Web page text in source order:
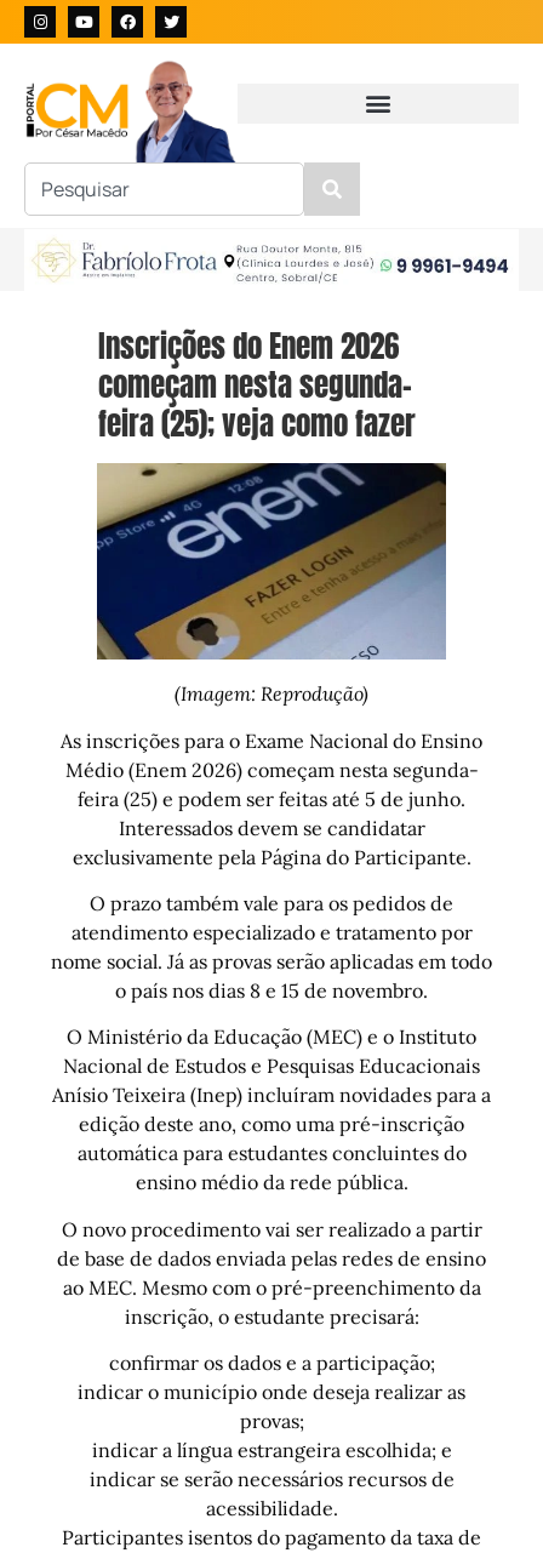
Inscrições do Enem 2026
começam nesta segunda-
feira (25); veja como fazer
(Imagem: Reprodução)
As inscrições para o Exame Nacional do Ensino
Médio (Enem 2026) começam nesta segunda-
feira (25) e podem ser feitas até 5 de junho.
Interessados devem se candidatar
exclusivamente pela Página do Participante.
O prazo também vale para os pedidos de
atendimento especializado e tratamento por
nome social. Já as provas serão aplicadas em todo
o país nos dias 8 e 15 de novembro.
O Ministério da Educação (MEC) e o Instituto
Nacional de Estudos e Pesquisas Educacionais
Anísio Teixeira (Inep) incluíram novidades para a
edição deste ano, como uma pré-inscrição
automática para estudantes concluintes do
ensino médio da rede pública.
O novo procedimento vai ser realizado a partir
de base de dados enviada pelas redes de ensino
ao MEC. Mesmo com o pré-preenchimento da
inscrição, o estudante precisará:
confirmar os dados e a participação;
indicar o município onde deseja realizar as
provas;
indicar a língua estrangeira escolhida; e
indicar se serão necessários recursos de
acessibilidade.
Participantes isentos do pagamento da taxa de